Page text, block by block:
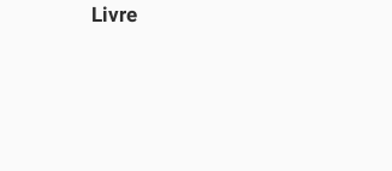
Livre